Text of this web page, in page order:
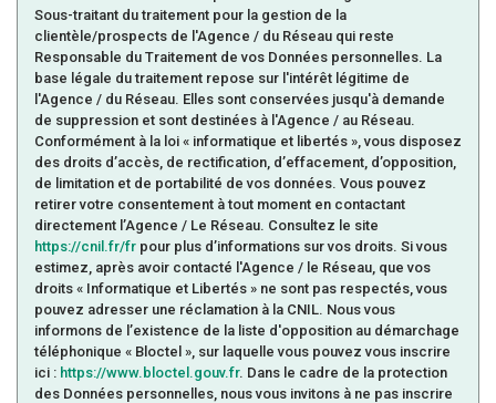
Appartements
Familles avec 3 enfants
Sous-traitant du traitement pour la gestion de la
clientèle/prospects de l'Agence / du Réseau qui reste
Responsable du Traitement de vos Données personnelles. La
base légale du traitement repose sur l'intérêt légitime de
l'Agence / du Réseau. Elles sont conservées jusqu'à demande
de suppression et sont destinées à l'Agence / au Réseau.
Conformément à la loi « informatique et libertés », vous disposez
des droits d’accès, de rectification, d’effacement, d’opposition,
de limitation et de portabilité de vos données. Vous pouvez
retirer votre consentement à tout moment en contactant
directement l’Agence / Le Réseau. Consultez le site
https://cnil.fr/fr pour plus d’informations sur vos droits. Si vous
estimez, après avoir contacté l'Agence / le Réseau, que vos
droits « Informatique et Libertés » ne sont pas respectés, vous
pouvez adresser une réclamation à la CNIL. Nous vous
informons de l’existence de la liste d'opposition au démarchage
téléphonique « Bloctel », sur laquelle vous pouvez vous inscrire
ici : https://www.bloctel.gouv.fr. Dans le cadre de la protection
des Données personnelles, nous vous invitons à ne pas inscrire